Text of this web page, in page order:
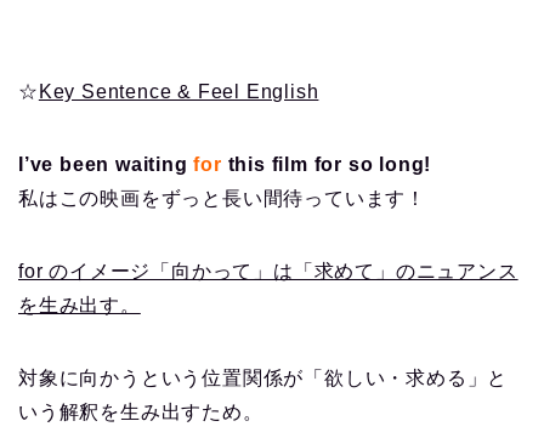
☆ Key Sentence & Feel English
I’ve been waitingfor this film for so long!
私はこの映画をずっと長い間待っています！
for のイメージ「向かって」は「求めて」のニュアンス
を生み出す。
対象に向かうという位置関係が「欲しい・求める」と
いう解釈を生み出すため。